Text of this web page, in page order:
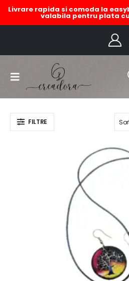
Livrare rapida si comoda la
valabila pentru plata
set bijuterii unicat
FILTRE